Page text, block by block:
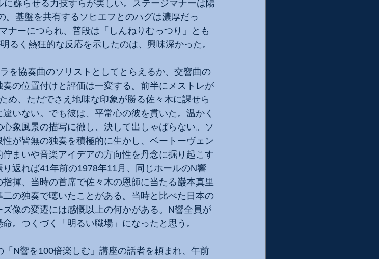
蘇らせる力技すらが美しい。ステージマナーは陽
基盤を共有するソヒエフとのハグは濃厚だっ
ナーにつられ、普段は「しんねりむっつり」とも
るく熱狂的な反応を示したのは、興味深かった。
を協奏曲のソリストとしてとらえるか、交響曲の
の位置付けと評価は一変する。前半にメストレが
め、ただでさえ地味な印象が勝る佐々木に課せら
いない。でも彼は、平常心の彼を貫いた。温かく
象風景の描写に徹し、決して出しゃばらない。ソ
が皆無の独奏を積極的に生かし、ベートーヴェン
まいや音楽アイデアの方向性を丹念に掘り起こす
返れば41年前の1978年11月、同じホールのN響
揮、当時の首席で佐々木の恩師に当たる巌本真里
の独奏で聴いたことがある。当時と比べた日本の
像の変遷には感慨以上の何かがある。N響全員が
。つくづく「明るい職場」になったと思う。
N響を100倍楽しむ」講座の話者を頼まれ、午前